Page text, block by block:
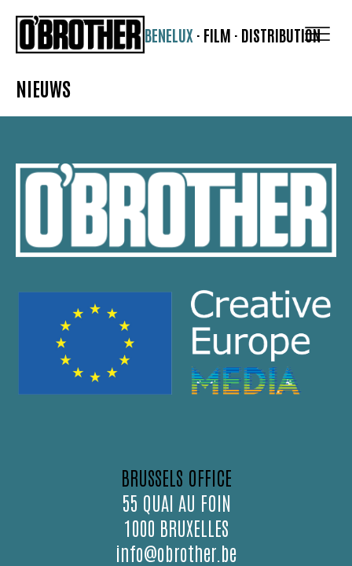
BENELUX · FILM · DISTRIBUTION
NIEUWS
BRUSSELS OFFICE
55 QUAI AU FOIN
1000 BRUXELLES
info@obrother.be